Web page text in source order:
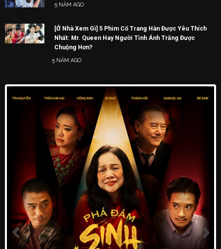
5 NĂM AGO
[Ở Nhà Xem Gì] 5 Phim Cổ Trang Hàn Được Yêu Thích
Nhất: Mr. Queen Hay Người Tình Ánh Trăng Được
Chuộng Hơn?
5 NĂM AGO